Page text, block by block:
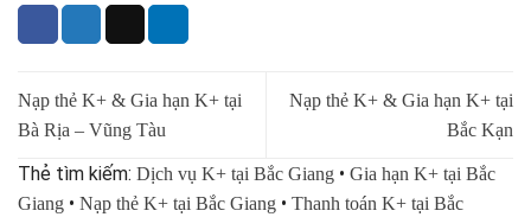
Nạp thẻ K+ & Gia hạn K+ tại
Bà Rịa – Vũng Tàu
Nạp thẻ K+ & Gia hạn K+ tại
Bắc Kạn
Thẻ tìm kiếm: Dịch vụ K+ tại Bắc Giang • Gia hạn K+ tại Bắc
Giang • Nạp thẻ K+ tại Bắc Giang • Thanh toán K+ tại Bắc